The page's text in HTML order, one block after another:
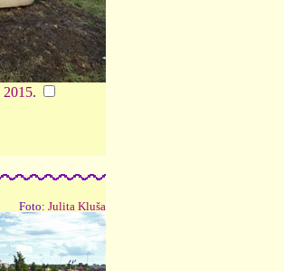
2015.
Foto: Julita Kluša